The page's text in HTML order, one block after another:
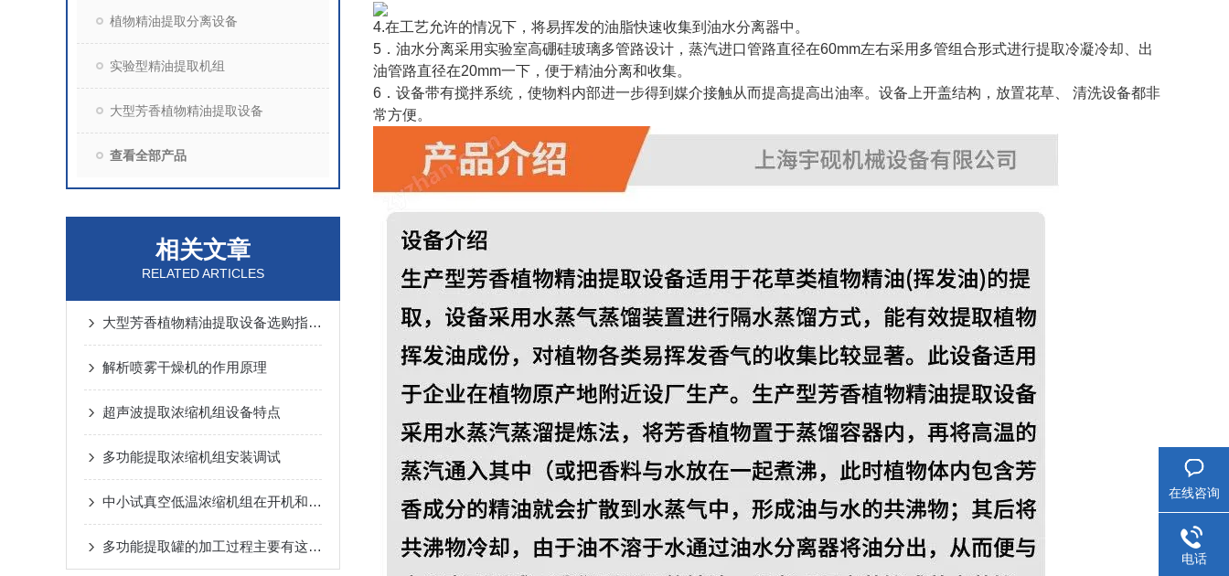
植物精油提取分离设备
实验型精油提取机组
大型芳香植物精油提取设备
查看全部产品
相关文章
RELATED ARTICLES
大型芳香植物精油提取设备选购指南：从原理到实操的完整参考
解析喷雾干燥机的作用原理
超声波提取浓缩机组设备特点
多功能提取浓缩机组安装调试
中小试真空低温浓缩机组在开机和停机时需要注意什么？
多功能提取罐的加工过程主要有这四个操作环节
4.在工艺允许的情况下，将易挥发的油脂快速收集到油水分离器中。
5．油水分离采用实验室高硼硅玻璃多管路设计，蒸汽进口管路直径在60mm左右采用多管组合形式进行提取冷凝冷却、出
油管路直径在20mm一下，便于精油分离和收集。
6．设备带有搅拌系统，使物料内部进一步得到媒介接触从而提高提高出油率。设备上开盖结构，放置花草、 清洗设备都非
常方便。
在线咨询
电话